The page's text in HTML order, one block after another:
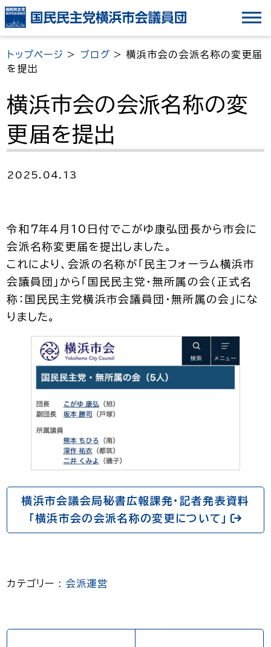
ナ
ビ
ー
を
ス
トップページ > ブログ >横浜市会の会派名称の変更届
を提出
横浜市会の会派名称の変
更届を提出
2025.04.13
令和７年４月10日付でこがゆ康弘団長から市会に
会派名称変更届を提出しました。
これにより、会派の名称が「民主フォーラム横浜市
会議員団」から「国民民主党・無所属の会（正式名
称：国民民主党横浜市会議員団・無所属の会」にな
りました。
横浜市会議会局秘書広報課発・記者発表資料
「横浜市会の会派名称の変更について」
カテゴリー : 会派運営